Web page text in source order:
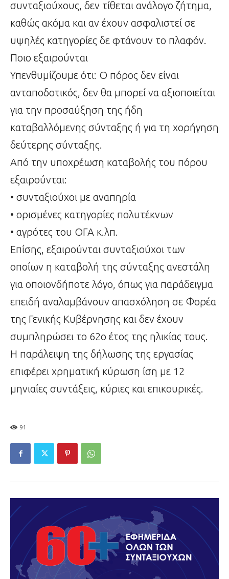
συνταξιούχους, δεν τίθεται ανάλογο ζήτημα,
καθώς ακόμα και αν έχουν ασφαλιστεί σε
υψηλές κατηγορίες δε φτάνουν το πλαφόν.
Ποιο εξαιρούνται
Υπενθυμίζουμε ότι: Ο πόρος δεν είναι
ανταποδοτικός, δεν θα μπορεί να αξιοποιείται
για την προσαύξηση της ήδη
καταβαλλόμενης σύνταξης ή για τη χορήγηση
δεύτερης σύνταξης.
Από την υποχρέωση καταβολής του πόρου
εξαιρούνται:
• συνταξιούχοι με αναπηρία
• ορισμένες κατηγορίες πολυτέκνων
• αγρότες του ΟΓΑ κ.λπ.
Επίσης, εξαιρούνται συνταξιούχοι των
οποίων η καταβολή της σύνταξης ανεστάλη
για οποιονδήποτε λόγο, όπως για παράδειγμα
επειδή αναλαμβάνουν απασχόληση σε Φορέα
της Γενικής Κυβέρνησης και δεν έχουν
συμπληρώσει το 62ο έτος της ηλικίας τους.
Η παράλειψη της δήλωσης της εργασίας
επιφέρει χρηματική κύρωση ίση με 12
μηνιαίες συντάξεις, κύριες και επικουρικές.
91